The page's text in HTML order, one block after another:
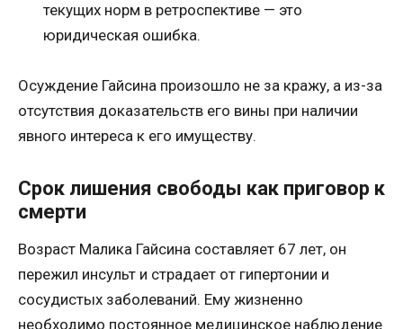
текущих норм в ретроспективе — это
юридическая ошибка.
Осуждение Гайсина произошло не за кражу, а из-за
отсутствия доказательств его вины при наличии
явного интереса к его имуществу.
Срок лишения свободы как приговор к
смерти
Возраст Малика Гайсина составляет 67 лет, он
пережил инсульт и страдает от гипертонии и
сосудистых заболеваний. Ему жизненно
необходимо постоянное медицинское наблюдение